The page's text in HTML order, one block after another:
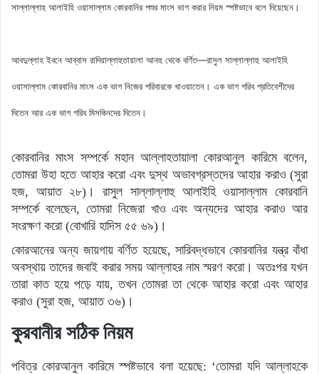
সাল্লাল্লাহু আলাইহি ওয়াসাল্লাম কোরবানির পশুর মাংস ভাগ করার নিয়ম স্পষ্টভাবে বলে দিয়েছেন।
আবদুল্লাহ ইবনে আব্বাস রাদিয়াল্লাহুতায়ালা আনহু থেকে বর্ণিত—রাসুল সাল্লাল্লাহু আলাইহি
ওয়াসাল্লাম কোরবানির মাংস এক ভাগ নিজের পরিবারকে খাওয়াতেন। এক ভাগ গরিব প্রতিবেশীদের
দিতেন আর এক ভাগ গরিব মিসকিনদের দিতেন।
কোরবানির মাংস সম্পর্কে মহান আল্লাহতায়ালা কোরআনুল কারিমে বলেন,
তোমরা উহা হতে আহার করো এবং দুস্থ অভাবগ্রস্তদের আহার করাও (সুরা
হজ, আয়াত ২৮)। রাসুল সাল্লাল্লাহু আলাইহি ওয়াসাল্লাম কোরবানি
সম্পর্কে বলেছেন, তোমরা নিজেরা খাও এবং অন্যদের আহার করাও আর
সংরক্ষণ করো (বোখারি হাদিস ৫৫ ৬৯)।
কোরআনের অন্য জায়গায় বর্ণিত হয়েছে, সারিবদ্ধভাবে কোরবানির যন্ত্র বাঁধা
অবস্থায় তাদের জবাই করার সময় আল্লাহর নাম স্মরণ করো। অতঃপর যখন
তারা কাত হয়ে পড়ে যায়, তখন তোমরা তা থেকে আহার করো এবং আহার
করাও (সুরা হজ, আয়াত ৩৬)।
কুরবানীর সঠিক নিয়ম
পবিত্র কোরআনুল কারিমে স্পষ্টভাবে বলা হয়েছে: ‘তোমরা যদি আল্লাহকে